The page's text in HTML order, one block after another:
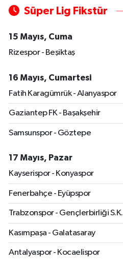
Süper Lig Fikstür
15 Mayıs, Cuma
Rizespor - Beşiktaş
16 Mayıs, Cumartesi
Fatih Karagümrük - Alanyaspor
Gaziantep FK - Başakşehir
Samsunspor - Göztepe
17 Mayıs, Pazar
Kayserispor - Konyaspor
Fenerbahçe - Eyüpspor
Trabzonspor - Gençlerbirliği S.K.
Kasımpaşa - Galatasaray
Antalyaspor - Kocaelispor